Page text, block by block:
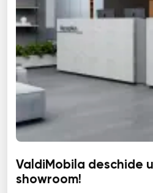
ValdiMobila deschide
showroom!